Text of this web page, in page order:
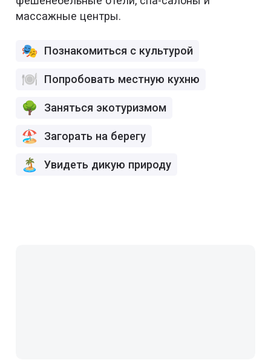
массажные центры.
Познакомиться с культурой
Попробовать местную кухню
Заняться экотуризмом
Загорать на берегу
Увидеть дикую природу